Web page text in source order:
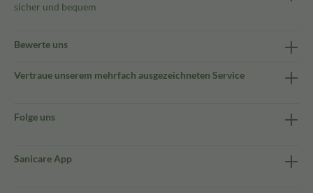
sicher und bequem
Bewerte uns
Vertraue unserem mehrfach ausgezeichneten Service
Folge uns
Sanicare App